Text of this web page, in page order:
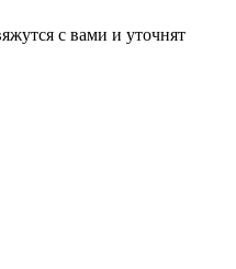
с вами и уточнят